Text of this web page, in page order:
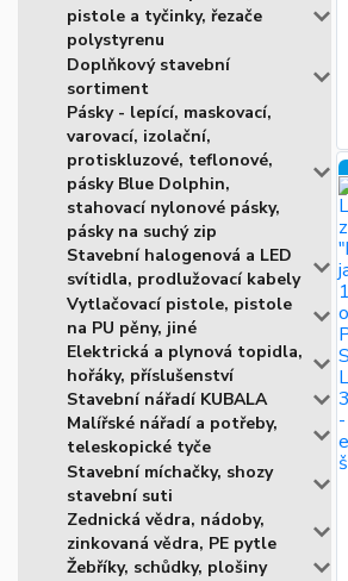
pistole a tyčinky, řezače
polystyrenu
Doplňkový stavební
sortiment
Pásky - lepící, maskovací,
varovací, izolační,
protiskluzové, teflonové,
pásky Blue Dolphin,
stahovací nylonové pásky,
pásky na suchý zip
Stavební halogenová a LED
svítidla, prodlužovací kabely
Vytlačovací pistole, pistole
na PU pěny, jiné
Elektrická a plynová topidla,
hořáky, příslušenství
Stavební nářadí KUBALA
Malířské nářadí a potřeby,
teleskopické tyče
Stavební míchačky, shozy
stavební suti
Zednická vědra, nádoby,
zinkovaná vědra, PE pytle
Žebříky, schůdky, plošiny